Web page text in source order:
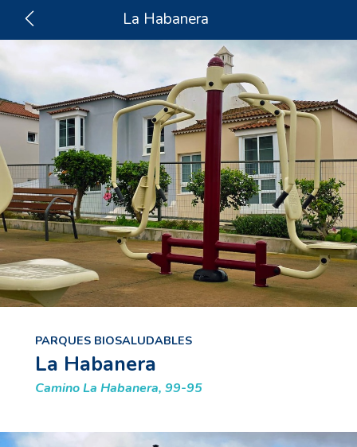
La Habanera
PARQUES BIOSALUDABLES
La Habanera
Camino La Habanera, 99-95